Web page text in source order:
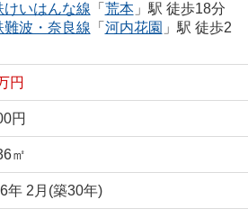
けいはんな線 「 荒本」駅 徒歩18分
難波・奈良線 「 河内花園 」駅 徒歩2
円
円
㎡
年 2月(築30年)